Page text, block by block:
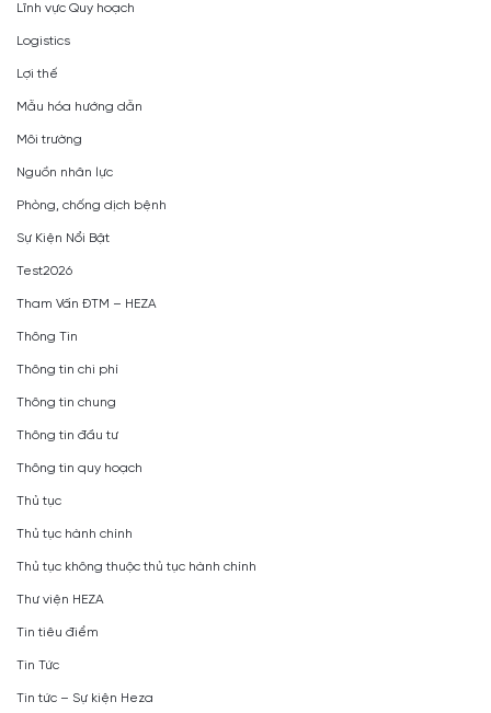
Lĩnh vực Quy hoạch
Logistics
Lợi thế
Mẫu hóa hướng dẫn
Môi trường
Nguồn nhân lực
Phòng, chống dịch bệnh
Sự Kiện Nổi Bật
Test2026
Tham Vấn ĐTM – HEZA
Thông Tin
Thông tin chi phí
Thông tin chung
Thông tin đầu tư
Thông tin quy hoạch
Thủ tục
Thủ tục hành chính
Thủ tục không thuộc thủ tục hành chính
Thư viện HEZA
Tin tiêu điểm
Tin Tức
Tin tức – Sự kiện Heza